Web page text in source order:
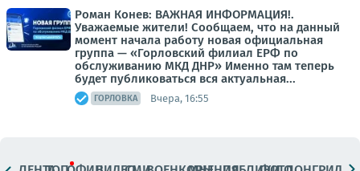
Роман Конев: ВАЖНАЯ ИНФОРМАЦИЯ!.
Уважаемые жители! Сообщаем, что на данный
момент начала работу новая официальная
группа — «Горловский филиал ЕРФ по
обслуживанию МКД ДНР» Именно там теперь
будет публиковаться вся актуальная...
ГОРЛОВКА Вчера, 16:55